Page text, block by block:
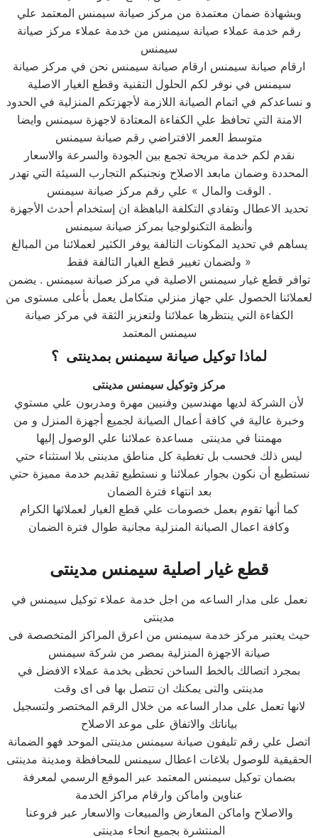
وبشهادة ضمان معتمدة من مركز صيانة سيمنس المعتمد علي
رقم خدمة عملاء صيانة سيمنس من خدمة عملاء مركز صيانة
سيمنس
ارقام صيانة سيمنس ارقام صيانة سيمنس نحن في مركز صيانة
سيمنس في نوفر لكم الحلول التقنية وقطع الغيار الاصلية
و نساعدكم في اتمام الصيانة اللازمة لأجهزتكم المنزلية في الحدود
الامنة التي تحافظ علي الكفاءة المعتادة لاجهزة سيمنس وايضا
متوسط العمر الافتراضي رقم صيانة سيمنس
نقدم لكم خدمة مريحة تجمع بين الجودة والسرعة والاسعار
المحددة وضمان مابعد الاصلاح ونجنبكم التجارب السيئة التي تهدر
الوقت والمال » علي رقم مركز صيانة سيمنس .
تحديد الاعطال وتفادي التكلفة الباهظة ان إستخدام أحدث الأجهزة
وأنظمة التكنولوجيا بمركز صيانة سيمنس
يساهم في تحديد المكونات التالفة يوفر الكثير لعملائنا من المبالغ
ولضمان تغيير قطع الغيار التالفة فقط »
توافر قطع غيار سيمنس الاصلية في مركز صيانة سيمنس . يضمن
لعملائنا الحصول علي جهاز منزلي متكامل يعمل بأعلى مستوى من
الكفاءة التي ينتظرها عملائنا ولتعزيز الثقة في مركز صيانة
سيمنس المعتمد
لماذا توكيل صيانة سيمنس بمدينتى ؟
مركز وتوكيل سيمنس مدينتى
لأن الشركة لديها مهندسين وفنيين مهرة ومدربون علي مستوي
وخبرة عالية في كافة أعمال الصيانة لجميع أجهزة المنزل و من
مهمتنا في مدينتى مساعدة عملائنا علي الوصول إليها
ليس ذلك فحسب بل تغطية كل مناطق مدينتى بلا استثناء حتي
نستطيع أن نكون بجوار عملائنا و نستطيع تقديم خدمة مميزة حتي
بعد انتهاء فترة الضمان
كما أنها تقوم بعمل خصومات علي قطع الغيار لعملائها الكرام
وكافة اعمال الصيانة المنزلية مجانية طوال فترة الضمان
قطع غيار اصلية سيمنس مدينتى
نعمل على مدار الساعه من اجل خدمة عملاء توكيل سيمنس في
مدينتى
حيث يعتبر مركز خدمة سيمنس من اعرق المراكز المتخصصة فى
صيانة الاجهزة المنزلية بمصر من شركة سيمنس
بمجرد اتصالك بالخط الساخن تحظى بخدمة عملاء الافضل في
مدينتى والتى يمكنك ان تتصل بها فى اى وقت
لانها تعمل على مدار الساعه من خلال الرقم المختصر ولتسجيل
بياناتك والاتفاق على موعد الاصلاح
اتصل علي رقم تليفون صيانة سيمنس مدينتى الموحد فهو الضمانة
الحقيقية للوصول بلاغات اعطال سيمنس للمحافظة ومدينة مدينتى
بضمان توكيل سيمنس المعتمد عبر الموقع الرسمي لمعرفة
عناوين واماكن وارقام مراكز الخدمة
والاصلاح واماكن المعارض والمبيعات والاسعار عبر فروعنا
المنتشرة بجميع انحاء مدينتى